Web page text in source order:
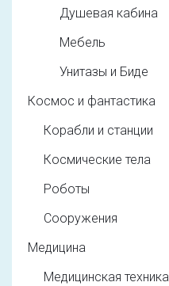
Душевая кабина
Мебель
Унитазы и Биде
Космос и фантастика
Корабли и станции
Космические тела
Роботы
Сооружения
Медицина
Медицинская техника